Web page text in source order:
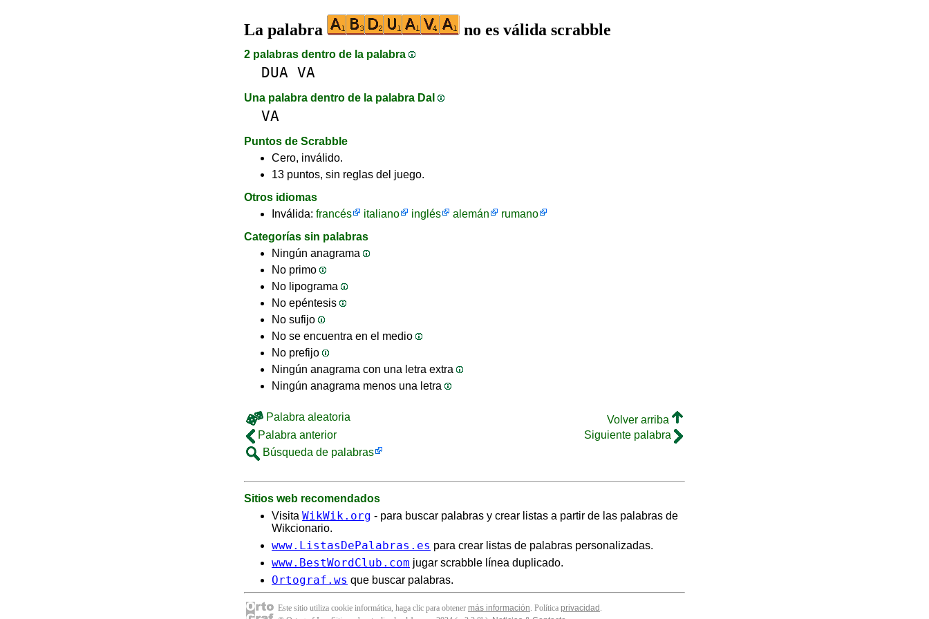
La palabra no es válida scrabble
2 palabras dentro de la palabra
DUA VA
Una palabra dentro de la palabra DaI
VA
Puntos de Scrabble
Cero, inválido.
13 puntos, sin reglas del juego.
Otros idiomas
Inválida: francés italiano inglés alemán
rumano
Categorías sin palabras
Ningún anagrama
No primo
No lipograma
No epéntesis
No sufijo
No se encuentra en el medio
No prefijo
Ningún anagrama con una letra extra
Ningún anagrama menos una letra
Palabra aleatoria
Volver arriba
Palabra anterior
Siguiente palabra
Búsqueda de palabras
Sitios web recomendados
Visita WikWik.org - para buscar palabras y crear listas a partir de las palabras de
Wikcionario.
www.ListasDePalabras.es para crear listas de palabras personalizadas.
www.BestWordClub.com jugar scrabble línea duplicado.
Ortograf.ws que buscar palabras.
Este sitio utiliza cookie informática, haga clic para obtener más información. Política privacidad .